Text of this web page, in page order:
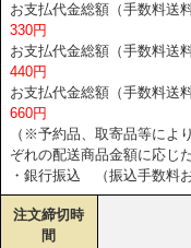
お支払代金総額（手数料送
330円
お支払代金総額（手数料送
440円
お支払代金総額（手数料送
660円
（※予約品、取寄品等によ
ぞれの配送商品金額に応じ
・銀行振込 （振込手数料
注文締切時
間